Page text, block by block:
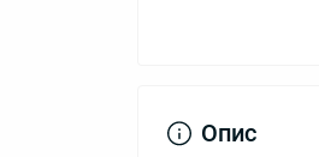
Опис